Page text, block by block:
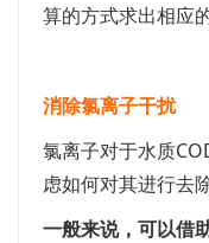
算的方式求出相应
消除氯离子干扰
氯离子对于水质
虑如何对其进行去除
一般来说，可以借